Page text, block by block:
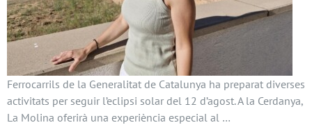
Ferrocarrils de la Generalitat de Catalunya ha preparat diverses
activitats per seguir l’eclipsi solar del 12 d’agost. A la Cerdanya,
La Molina oferirà una experiència especial al …